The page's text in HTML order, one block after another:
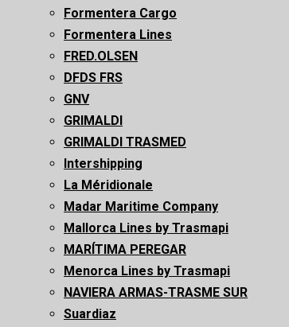
Formentera Cargo
Formentera Lines
FRED.OLSEN
DFDS FRS
GNV
GRIMALDI
GRIMALDI TRASMED
Intershipping
La Méridionale
Madar Maritime Company
Mallorca Lines by Trasmapi
MARÍTIMA PEREGAR
Menorca Lines by Trasmapi
NAVIERA ARMAS-TRASME SUR
Suardiaz